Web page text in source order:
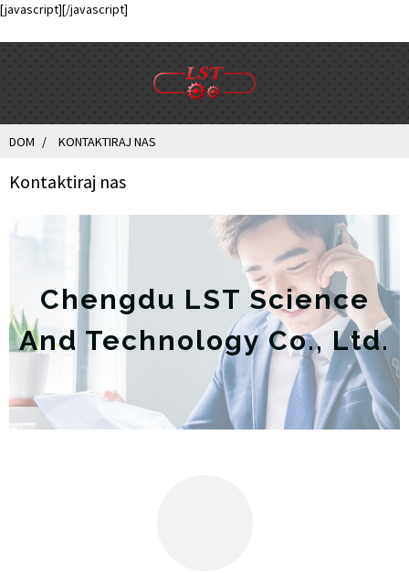
[javascript][/javascript]
DOM KONTAKTIRAJ NAS
Kontaktiraj nas
Chengdu LST Science
And Technology Co., Ltd.